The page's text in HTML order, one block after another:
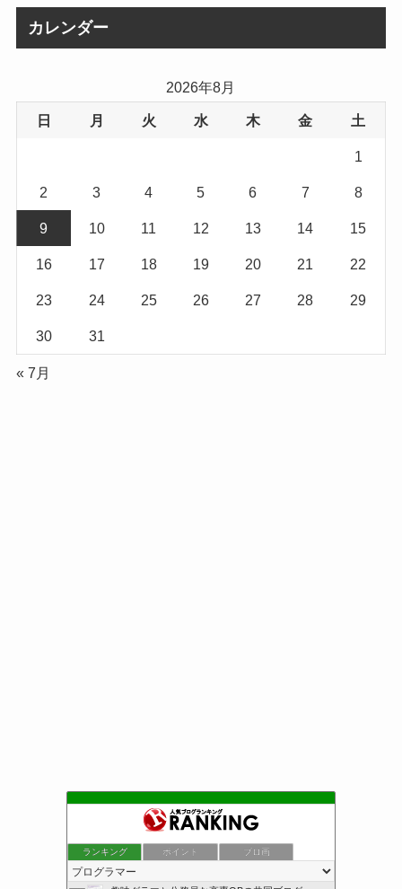
カレンダー
2026年8月
日 月 火 水 木 金 土
1
2 3 4 5 6 7 8
9 10 11 12 13 14 15
16 17 18 19 20 21 22
23 24 25 26 27 28 29
30 31
« 7月
ランキング ポイント ブロ画